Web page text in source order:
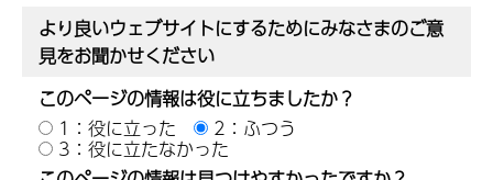
より良いウェブサイトにするためにみなさまのご意
見をお聞かせください
このページの情報は役に立ちましたか？
1：役に立った
2：ふつう
3：役に立たなかった